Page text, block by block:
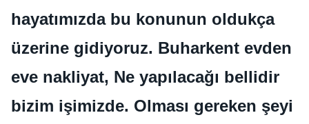
hayatımızda bu konunun oldukça
üzerine gidiyoruz. Buharkent evden
eve nakliyat, Ne yapılacağı bellidir
bizim işimizde. Olması gereken şeyi